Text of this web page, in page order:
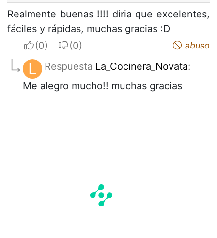
Realmente buenas !!!! diria que excelentes,
fáciles y rápidas, muchas gracias :D
I apreciateI do not appreciate abuso
L Respuesta La_Cocinera_Novata:
Me alegro mucho!! muchas gracias